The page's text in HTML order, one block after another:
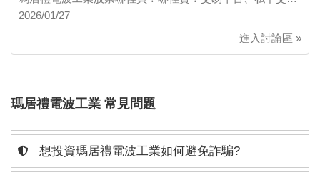
2026/01/27
進入討論區 »
瑪居禮電波工業 常見問題
想投資瑪居禮電波工業如何避免詐騙?